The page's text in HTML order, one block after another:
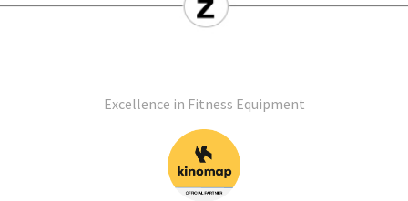
Excellence in Fitness Equipment